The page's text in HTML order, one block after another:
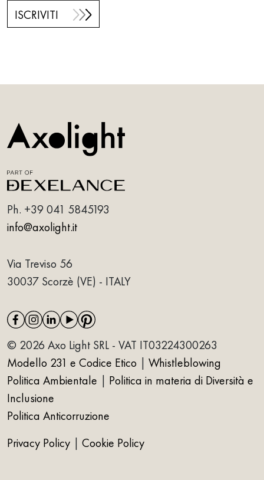
ISCRIVITI
Ph. +39 041 5845193
info@axolight.it
Via Treviso 56
30037 Scorzè (VE) - ITALY
© 2026 Axo Light SRL - VAT IT03224300263
Modello 231 e Codice Etico | Whistleblowing
Politica Ambientale | Politica in materia di Diversità e
Inclusione
Politica Anticorruzione
Privacy Policy | Cookie Policy